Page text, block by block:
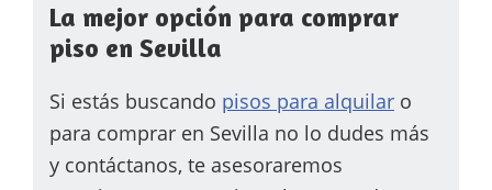
La mejor opción para comprar
piso en Sevilla
Si estás buscando pisos para alquilar o
para comprar en Sevilla no lo dudes más
y contáctanos, te asesoraremos